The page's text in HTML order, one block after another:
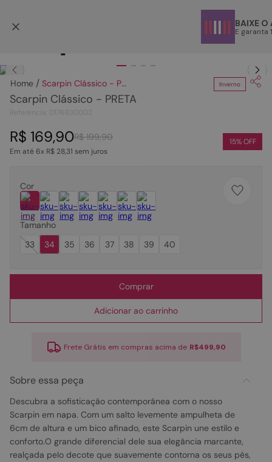
BAIXE O
E garanta
Scarpin Clássico - PRETA Inverno
Scarpin Clássico - PRETA
R$ 199,90
R$ 169,90
Em até6x R$ 28,31 sem juros
15% OFF
Cor
Tamanho
33
34 35 36 37 38 39 40
Comprar
Adicionar ao carrinho
Frete Grátis em compras acima de R$499,90
Sobre essa peça
Descubra a sofisticação contemporânea com o nosso
Scarpin em napa. Com um salto levemente ampulheta de
6cm de altura e um bico afinado, este Scarpin une estilo e
conforto.O grande diferencial dele sua elegância marcante,
realçada pelo decote que suavemente contorna os seus pés,
1
2º
tenis
4º
sandalia
5º
rasteira
bolsa
sapatilha
óculos